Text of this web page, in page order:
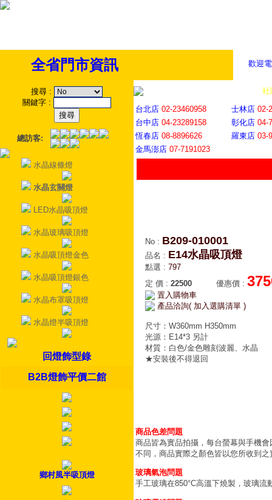
歡迎
全省門市資訊
搜尋 :
關鍵字 :
總訪客:
水晶線條燈
水晶玄關燈
LED水晶吸頂燈
水晶玻璃吸頂燈
水晶吸頂燈金色
水晶吸頂燈銀色
水晶布罩吸頂燈
水晶燈半吸頂燈
回燈飾型錄
B2B燈飾平價二館
鄉村風半吸頂燈
社
台北店 02-23460958 士林店 02-
台中店 04-23289158 彰化店 04-
恆春店 08-8896626 羅東店 03-
金馬澎店 07-7191023
No : B209-010001
品名 : E14水晶吸頂燈
點選 : 797
定 價 : 22500 優惠價 :
置入購物車
產品洽詢( 加入選購清單 )
尺寸：W360mm H350mm
光源：E14*3 另計
材質：白色/金色雕刻波麗、水晶
★安裝後不得退回
商品色差問題
商品皆為實品拍攝，每台螢幕與手機
不同，商品實際之顏色皆以您所收到之
玻璃氣泡問題
手工玻璃在850°C高溫下燒製，玻璃